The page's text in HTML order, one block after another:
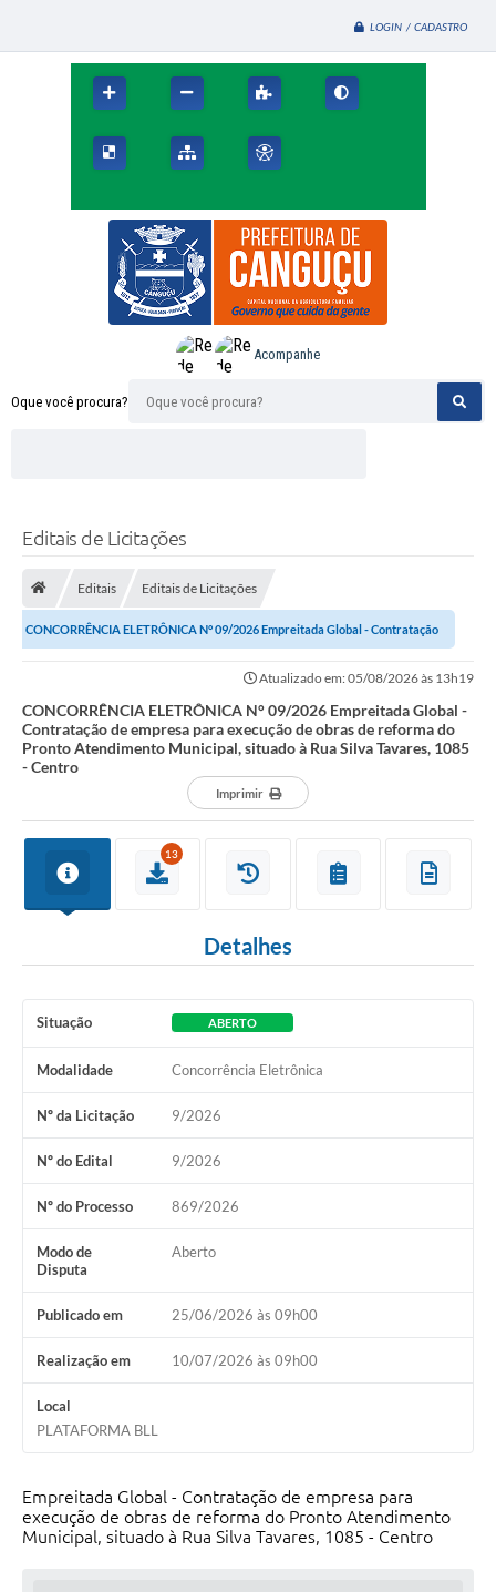
LOGIN / CADASTRO
Oque você procura?
Acompanhe
Editais de Licitações
Editais Editais de Licitações
CONCORRÊNCIA ELETRÔNICA N° 09/2026 Empreitada Global - Contratação
Atualizado em: 05/08/2026 às 13h19
CONCORRÊNCIA ELETRÔNICA N° 09/2026 Empreitada Global -
Contratação de empresa para execução de obras de reforma do
Pronto Atendimento Municipal, situado à Rua Silva Tavares, 1085
- Centro
Imprimir
13
Detalhes
Situação ABERTO
Modalidade Concorrência Eletrônica
Nº da Licitação 9/2026
Nº do Edital 9/2026
Nº do Processo 869/2026
Modo de
Disputa
Aberto
Publicado em 25/06/2026 às 09h00
Realização em 10/07/2026 às 09h00
Local
PLATAFORMA BLL
Empreitada Global - Contratação de empresa para
execução de obras de reforma do Pronto Atendimento
Municipal, situado à Rua Silva Tavares, 1085 - Centro